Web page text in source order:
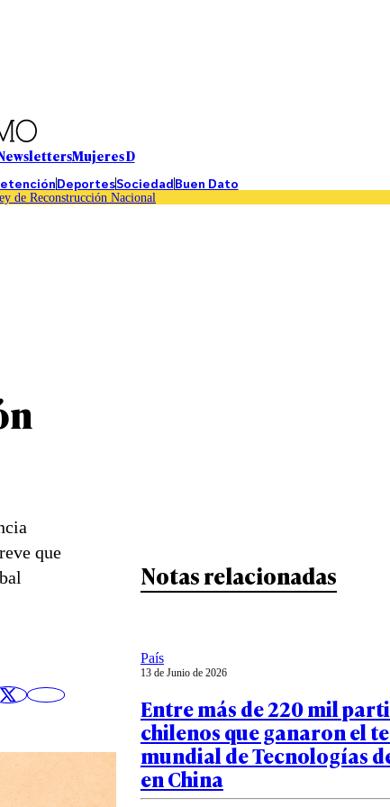
Mujeres D
DeportesSociedadBuen Dato
de Reconstrucción Nacional
que
Notas relacionadas
País
13 de Junio de 2026
Entre más de 220 mil
chilenos que ganaron el
mundial de Tecnologías
en China